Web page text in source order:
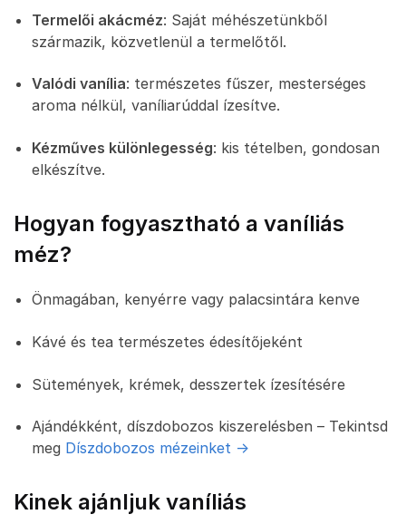
Termelői akácméz: Saját méhészetünkből
származik, közvetlenül a termelőtől.
Valódi vanília: természetes fűszer, mesterséges
aroma nélkül, vaníliarúddal ízesítve.
Kézműves különlegesség: kis tételben, gondosan
elkészítve.
Hogyan fogyasztható a vaníliás
méz?
Önmagában, kenyérre vagy palacsintára kenve
Kávé és tea természetes édesítőjeként
Sütemények, krémek, desszertek ízesítésére
Ajándékként, díszdobozos kiszerelésben – Tekintsd
meg Díszdobozos mézeinket ->
Kinek ajánljuk vaníliás